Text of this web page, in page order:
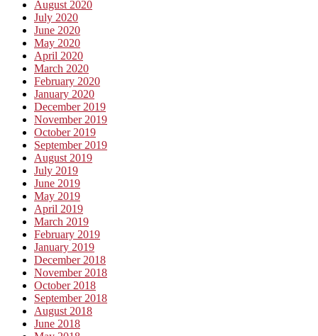
August 2020
July 2020
June 2020
May 2020
April 2020
March 2020
February 2020
January 2020
December 2019
November 2019
October 2019
September 2019
August 2019
July 2019
June 2019
May 2019
April 2019
March 2019
February 2019
January 2019
December 2018
November 2018
October 2018
September 2018
August 2018
June 2018